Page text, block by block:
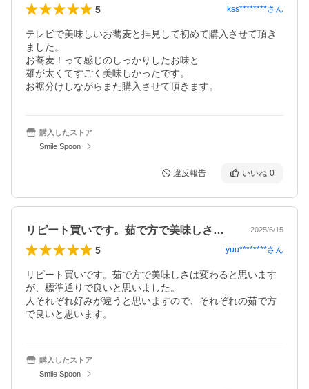
5 kss********さん
テレビで美味しいお蕎麦と拝見して初めて購入させて頂き
ました。
お蕎麦！って感じのしっかりしたお味と
麺が太くてすごく美味しかったです。
お裾分けしながらまた購入させて頂きます。
購入したストア
Smile Spoon
違反報告 いいね 0
リピート買いです。茹で方で美味しさは変… 2025/6/15
5 yuu********さん
リピート買いです。茹で方で美味しさは変わると思います
が、標準通りで良いと思いました。
人それぞれ好みが違うと思いますので、それぞれの茹で方
で良いと思います。
購入したストア
Smile Spoon